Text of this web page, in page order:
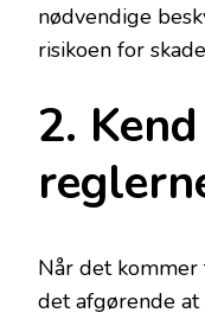
nødvendige
risikoen for
2.
Når det kommer
det afgørende